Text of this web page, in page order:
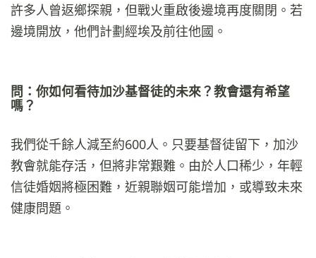
許多人曾返鄉探親，但戰火重啟後邊境再度關閉。若
邊境開放，他們計劃經埃及前往他國。
問：你如何看待加沙基督徒的未來？教會還有希望
嗎？
我們從千餘人減至約600人。只要基督徒留下，加沙
教會就能存活，但將非常艱難。由於人口稀少，年輕
信徒婚姻將極困難，近親聯姻可能增加，或導致未來
健康問題。